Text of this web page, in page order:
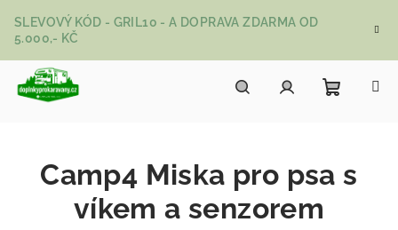
SLEVOVÝ KÓD - GRIL10 - A DOPRAVA ZDARMA OD
5.000,- KČ
Camp4 Miska pro psa s
víkem a senzorem